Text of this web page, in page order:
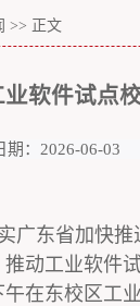
>> 正文
软件试点
期：2026-06-03
广东省加快
推动工业软件
在东校区工